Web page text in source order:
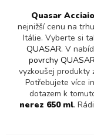
Quasar
nejnižší cenu na
Itálie. Vyberte si
QUASAR. V
povrchy
vyzkoušej produkty
Potřebujete více
dotazem k
nerez 650 ml.